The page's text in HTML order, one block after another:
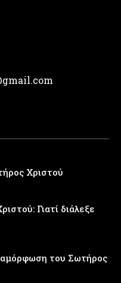
Χριστού
Γιατί διάλεξε
του Σωτήρος